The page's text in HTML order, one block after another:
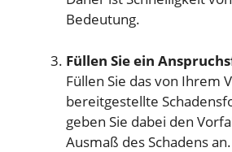
Bedeutung.
Füllen Sie ein
Füllen Sie das von Ihrem
bereitgestellte
geben Sie dabei den
Ausmaß des Schadens an.